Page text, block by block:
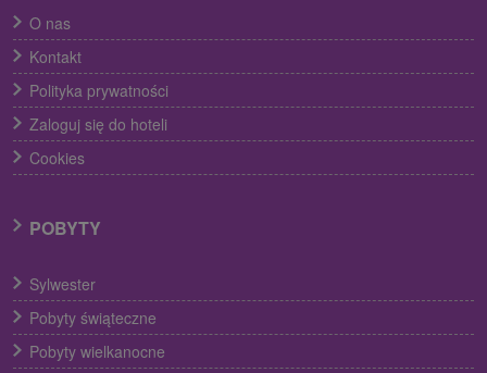
O nas
Kontakt
Polityka prywatności
Zaloguj się do hoteli
Cookies
POBYTY
Sylwester
Pobyty świąteczne
Pobyty wielkanocne